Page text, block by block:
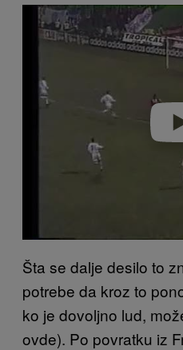
Šta se dalje desilo to
potrebe da kroz to
ko je dovoljno lud,
ovde). Po povratku iz